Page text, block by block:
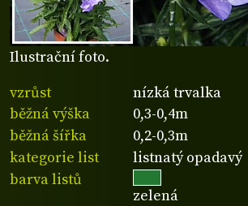
Ilustrační foto.
vzrůst
nízká trvalka
běžná výška
0,3-0,4m
běžná šířka
0,2-0,3m
kategorie list
listnatý opadavý
barva listů
zelená